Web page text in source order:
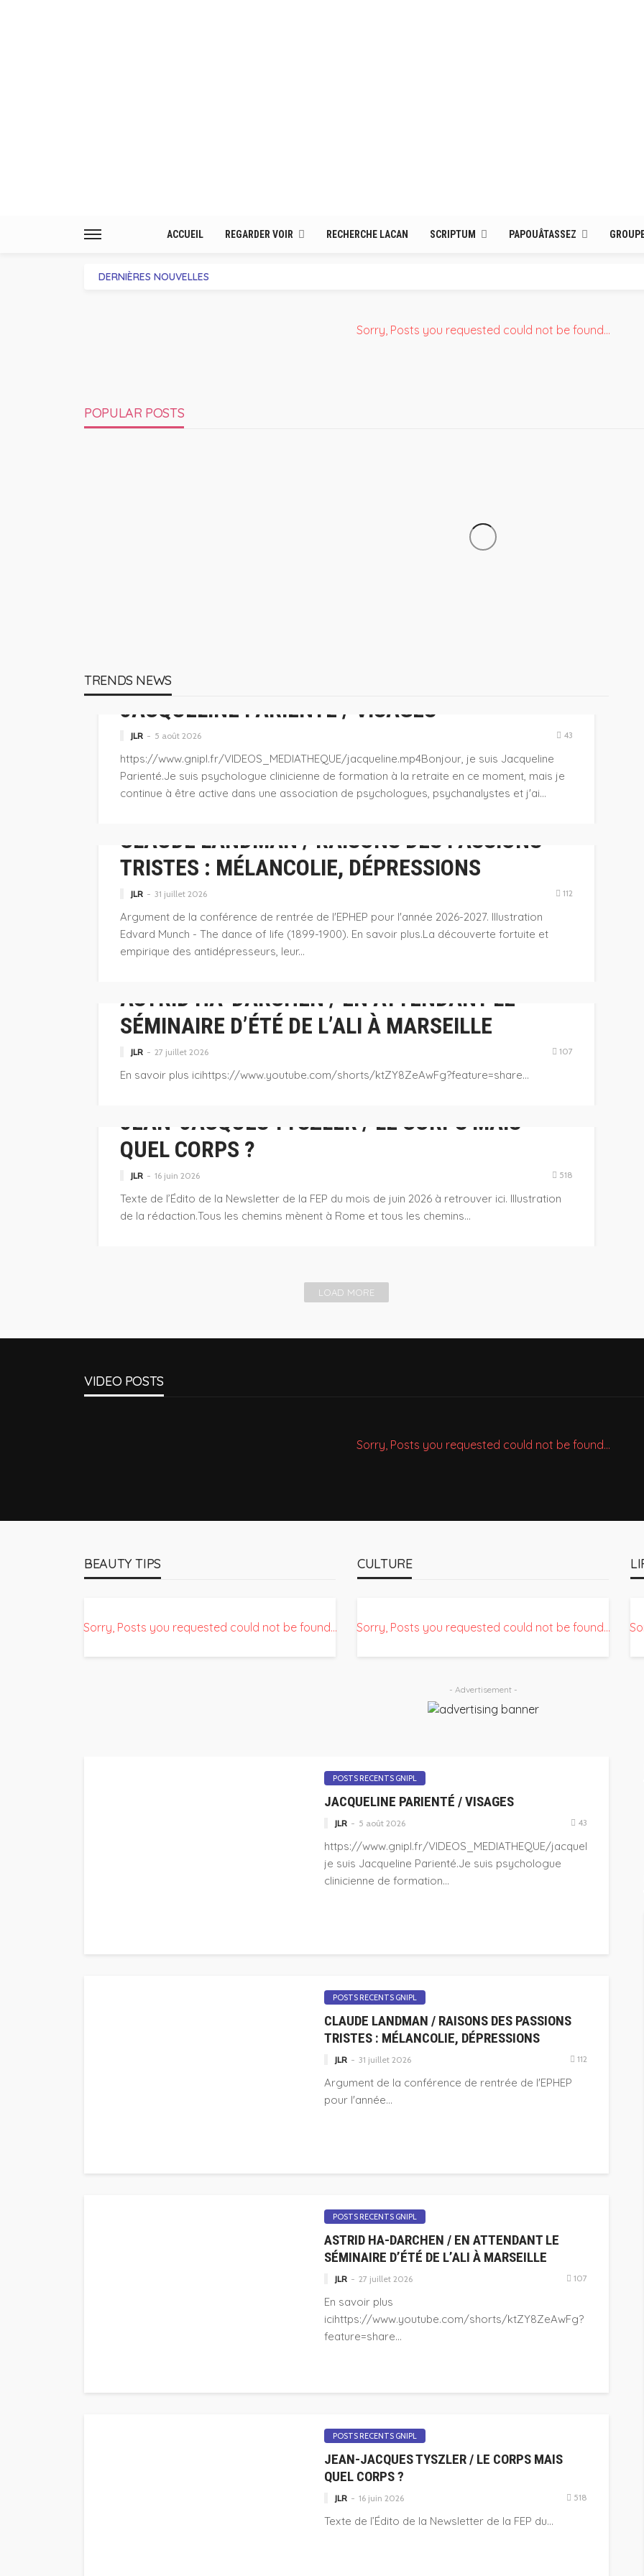
ACCUEIL REGARDER VOIR RECHERCHE LACAN SCRIPTUM PAPOUÂTASSEZ
DERNIÈRES NOUVELLES
Sorry, Posts you requested could not be found...
POPULAR POSTS
ELSA CARUELLE-QUILIN / COMMENT « ÇA » SE PASSE ? /
5 avril 2020
POSTS RECENTS GNIPL
ANNIE LE BRUN / CONTRE LE NÉO-FÉMINISME /
THIERRY ROTH / PLUS JAMAIS COMME AVANT ? /
28 avril 2020
TRENDS NEWS
POSTS RECENTS GNIPL
JACQUELINE PARIENTÉ / VISAGES
JLR 5 août 2026 43
https://www.gnipl.fr/VIDEOS_MEDIATHEQUE/jacqueline.mp4Bonjour, je suis Jacqueline
Parienté.Je suis psychologue clinicienne de formation à la retraite en ce moment, mais je
continue à être active dans une association de psychologues, psychanalystes et j'ai...
CLAUDE LANDMAN / RAISONS DES PASSIONS
TRISTES : MÉLANCOLIE, DÉPRESSIONS
JLR 31 juillet 2026 112
Argument de la conférence de rentrée de l'EPHEP pour l'année 2026-2027. Illustration
Edvard Munch - The dance of life (1899-1900). En savoir plus.La découverte fortuite et
empirique des antidépresseurs, leur...
ASTRID HA-DARCHEN / EN ATTENDANT LE
SÉMINAIRE D’ÉTÉ DE L’ALI À MARSEILLE
JLR 27 juillet 2026 107
En savoir plus icihttps://www.youtube.com/shorts/ktZY8ZeAwFg?feature=share...
JEAN-JACQUES TYSZLER / LE CORPS MAIS
QUEL CORPS ?
JLR 16 juin 2026 518
Texte de l’Édito de la Newsletter de la FEP du mois de juin 2026 à retrouver ici. Illustration
de la rédaction.Tous les chemins mènent à Rome et tous les chemins...
LOAD MORE
VIDEO POSTS
Sorry, Posts you requested could not be found...
BEAUTY TIPS
Sorry, Posts you requested could not be found...
CULTURE
Sorry, Posts you requested could not be found...
- Advertisement -
POSTS RECENTS GNIPL
JACQUELINE PARIENTÉ / VISAGES
JLR 5 août 2026 43
https://www.gnipl.fr/VIDEOS_MEDIATHEQUE/
je suis Jacqueline Parienté.Je suis psychologue
clinicienne de formation...
POSTS RECENTS GNIPL
CLAUDE LANDMAN / RAISONS DES PASSIONS
TRISTES : MÉLANCOLIE, DÉPRESSIONS
JLR 31 juillet 2026 112
Argument de la conférence de rentrée de l'EPHEP
pour l'année...
POSTS RECENTS GNIPL
ASTRID HA-DARCHEN / EN ATTENDANT LE
SÉMINAIRE D’ÉTÉ DE L’ALI À MARSEILLE
JLR 27 juillet 2026 107
En savoir plus
icihttps://www.youtube.com/shorts/ktZY8ZeAwFg?
feature=share...
POSTS RECENTS GNIPL
JEAN-JACQUES TYSZLER / LE CORPS MAIS
QUEL CORPS ?
JLR 16 juin 2026 518
Texte de l’Édito de la Newsletter de la FEP du...